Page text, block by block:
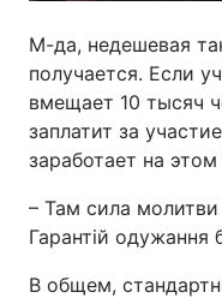
М-да, недешевая
получается. Если
вмещает 10 тысяч
заплатит за
заработает на
– Там сила молитви
Гарантій одужання
В общем,